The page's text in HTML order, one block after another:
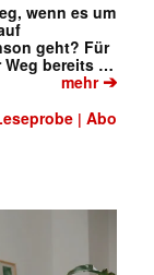
wenn es um
geht? Für
Weg bereits …
mehr➔
|Abo